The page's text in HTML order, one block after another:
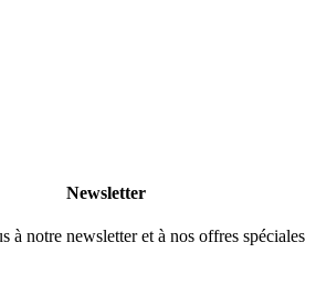
Newsletter
à notre newsletter et à nos offres spéciales